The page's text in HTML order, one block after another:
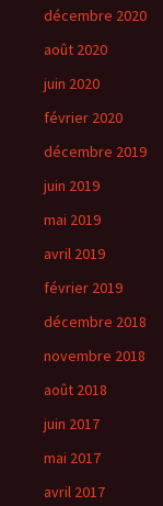
décembre 2020
août 2020
juin 2020
février 2020
décembre 2019
juin 2019
mai 2019
avril 2019
février 2019
décembre 2018
novembre 2018
août 2018
juin 2017
mai 2017
avril 2017